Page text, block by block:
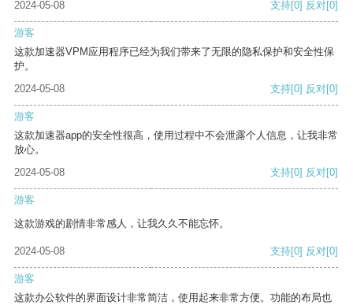
2024-05-08 支持[0] 反对[0]
游客
这款加速器VPM应用程序已经为我们带来了无限的隐私保护和安全性保
护。
2024-05-08
支持[0] 反对[0]
游客
这款加速器app的安全性很高，使用过程中不会泄露个人信息，让我非常
放心。
2024-05-08
支持[0] 反对[0]
游客
这款游戏的剧情非常感人，让我久久不能忘怀。
2024-05-08 支持[0] 反对[0]
游客
这款办公软件的界面设计非常简洁，使用起来非常方便。功能的布局也